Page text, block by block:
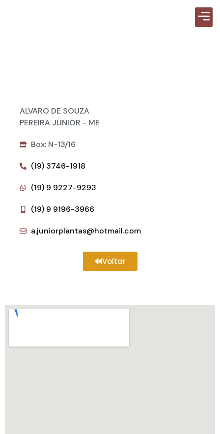
ALVARO DE SOUZA
PEREIRA JUNIOR - ME
Box: N-13/16
(19) 3746-1918
(19) 9 9227-9293
(19) 9 9196-3966
a.juniorplantas@hotmail.com
Voltar